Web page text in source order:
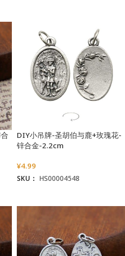
DIY小吊牌-圣胡伯与鹿+玫瑰花-
锌合金-2.2cm
¥4.99
SKU： HS00004548